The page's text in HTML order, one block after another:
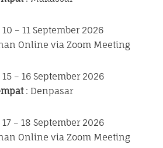
10 – 11 September 2026
Online via Zoom Meeting
– 16 September 2026
: Denpasar
– 18 September 2026
Online via Zoom Meeting